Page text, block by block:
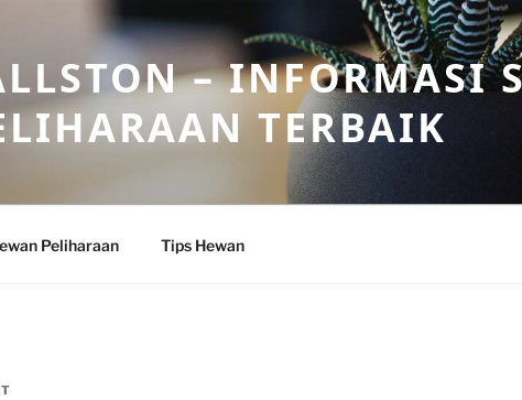
– INFORMASI
TERBAIK
Peliharaan Tips Hewan